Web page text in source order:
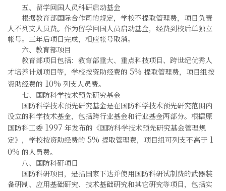
五、留学回国人员科研启动基金
根据教育部国际合作司的规定，学校不提取管理费，项目负责
人不列支人员费。作为留学回国人员启动基金，经费到校后单独立
帐号。三年后项目完成，相应帐号取消。
六、教育部项目
教育部项目包括：教育部重大、重点科技项目、跨世纪优秀人
才培养计划项目等，学校按资助经费的 5% 提取管理费，项目组按
资助经费的 10% 列支人员费。
七、国防科学技术预先研究基金
国防科学技术预先研究基金是在国防科学技术预先研究范围内
设立的科学技术基金，包括跨行业基金和行业基金两部分。根据原
国防科工委 1997 年发布的《国防科学技术预先研究基金管理规
定》，学校按资助经费的 5% 提取管理费，项目组可列支不高于 1
0% 的人员费。
八、国防科研项目
国防科研项目，是指国家下达并使用国防科研试制费的武器装
备研制、应用基础研究、技术基础研究和其它研究等项目，包括实